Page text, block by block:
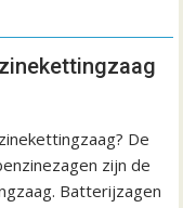
De
zijn de
Batterijzagen